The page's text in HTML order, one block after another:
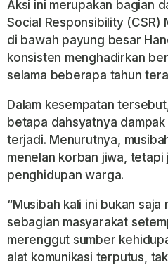
Aksi ini merupakan bagian
Social Responsibility (CSR)
di bawah payung besar
konsisten menghadirkan
selama beberapa tahun
Dalam kesempatan
betapa dahsyatnya
terjadi. Menurutnya,
menelan korban jiwa, tetapi
penghidupan warga.
“Musibah kali ini bukan
sebagian masyarakat
merenggut sumber
alat komunikasi terputus,